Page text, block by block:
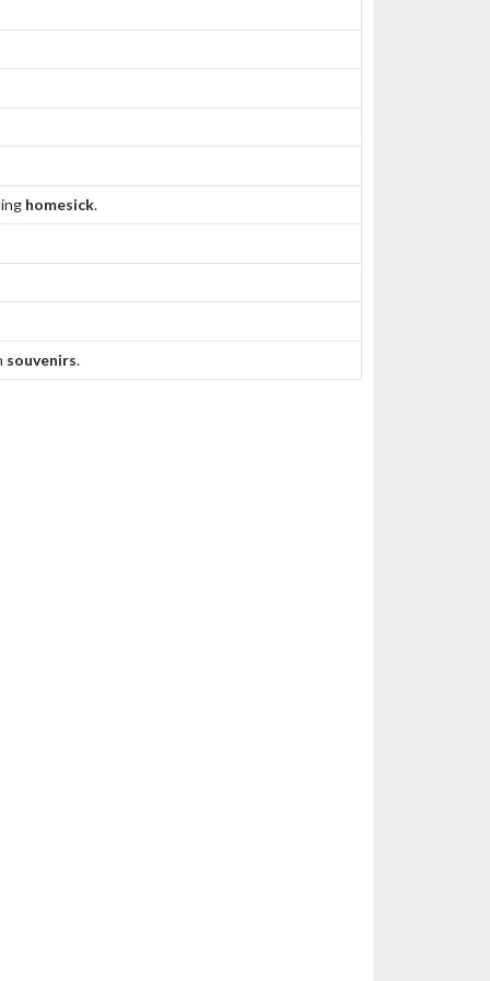
homesick.
souvenirs.